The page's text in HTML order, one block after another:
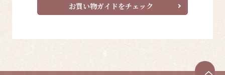
お買い物ガイドをチェック